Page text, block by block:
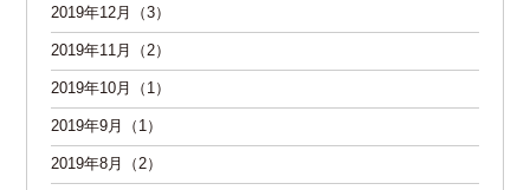
2019年12月（3）
2019年11月（2）
2019年10月（1）
2019年9月（1）
2019年8月（2）